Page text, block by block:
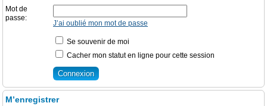
Mot de
passe:
J’ai oublié mon mot de passe
Se souvenir de moi
Cacher mon statut en ligne pour cette session
M’enregistrer